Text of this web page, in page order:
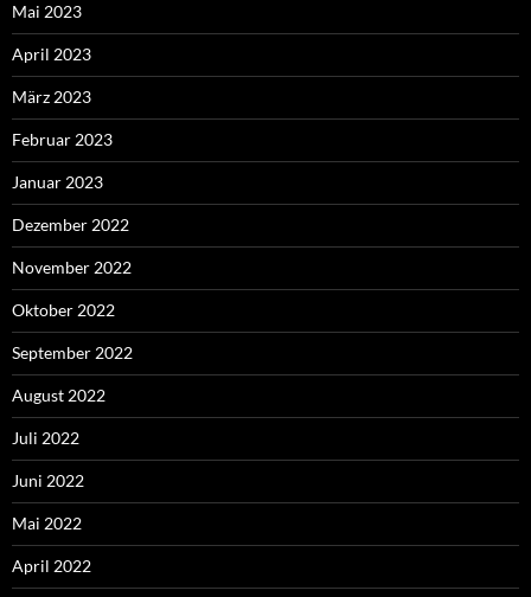
Mai 2023
April 2023
März 2023
Februar 2023
Januar 2023
Dezember 2022
November 2022
Oktober 2022
September 2022
August 2022
Juli 2022
Juni 2022
Mai 2022
April 2022